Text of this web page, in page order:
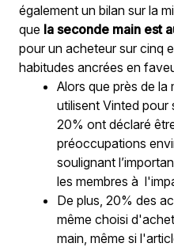
également un bilan sur la
que la seconde main est
pour un acheteur sur cinq
habitudes ancrées en
Alors que près de
utilisent Vinted pour
20% ont déclaré
préoccupations
soulignant
les membres à
De plus, 20% des
même choisi
main, même si